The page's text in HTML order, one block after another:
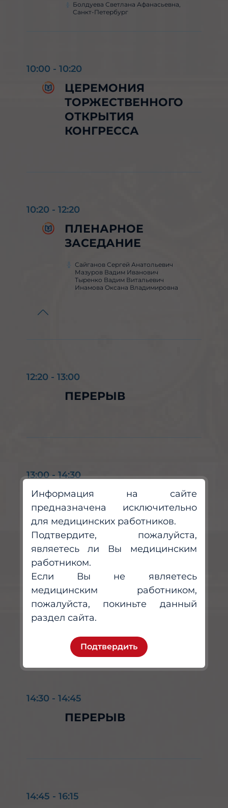
Болдуева Светлана Афанасьевна,
Санкт-Петербург
10:00 - 10:20
ЦЕРЕМОНИЯ
ТОРЖЕСТВЕННОГО
ОТКРЫТИЯ
КОНГРЕССА
10:20 - 12:20
ПЛЕНАРНОЕ
ЗАСЕДАНИЕ
Сайганов Сергей Анатольевич
Мазуров Вадим Иванович
Тыренко Вадим Витальевич
Инамова Оксана Владимировна
12:20 - 13:00
ПЕРЕРЫВ
13:00 - 14:30
СЕКЦИОННОЕ
ЗАСЕДАНИЕ
«АКТУАЛЬНЫЕ
ВОПРОСЫ
КАРДИОЛОГИИ В
ПРАКТИКЕ ВРАЧА-
ТЕРАПЕВТА»
Болдуева Светлана Афанасьевна
Берштейн Леонид Львович
14:30 - 14:45
ПЕРЕРЫВ
14:45 - 16:15
Информация на сайте
предназначена исключительно
для медицинских работников.
Подтвердите, пожалуйста,
являетесь ли Вы медицинским
работником.
Если Вы не являетесь
медицинским работником,
пожалуйста, покиньте данный
раздел сайта.
Подтвердить